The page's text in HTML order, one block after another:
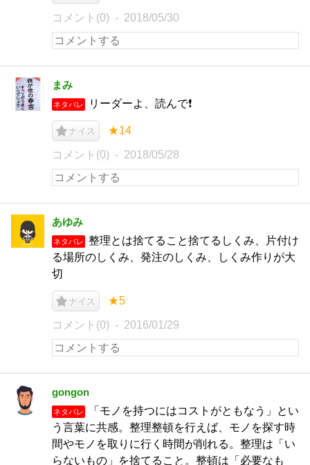
コメント(0) 2018/05/30
まみ
ネタバレ リーダーよ、読んで❗
ナイス ★14
コメント(0) 2018/05/28
あゆみ
ネタバレ
整理とは捨てること捨てるしくみ、片付け
る場所のしくみ、発注のしくみ、しくみ作りが大
切
ナイス ★5
コメント(0) 2016/01/29
gongon
ネタバレ
「モノを持つにはコストがともなう」とい
う言葉に共感。整理整頓を行えば、モノを探す時
間やモノを取りに行く時間が削れる。整理は「い
らないもの」を捨てること。整頓は「必要なも